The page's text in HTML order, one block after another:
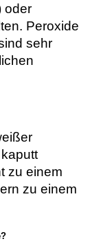
oder
Peroxide
sehr
zu einem
zu einem